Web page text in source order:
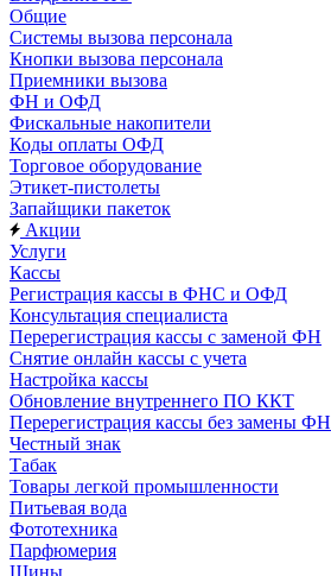
Общие
Системы вызова персонала
Кнопки вызова персонала
Приемники вызова
ФН и ОФД
Фискальные накопители
Коды оплаты ОФД
Торговое оборудование
Этикет-пистолеты
Запайщики пакеток
Акции
Услуги
Кассы
Регистрация кассы в ФНС и ОФД
Консультация специалиста
Перерегистрация кассы с заменой ФН
Снятие онлайн кассы с учета
Настройка кассы
Обновление внутреннего ПО ККТ
Перерегистрация кассы без замены ФН
Честный знак
Табак
Товары легкой промышленности
Питьевая вода
Фототехника
Парфюмерия
Шины